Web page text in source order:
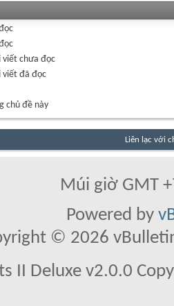
viết chưa đọc
viết đã đọc
chủ đề này
Liên lạc với
Múi giờ GMT
Powered by
© 2026
II Deluxe v2.0.0